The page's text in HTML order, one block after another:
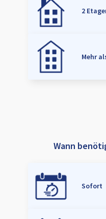
2
Mehr
Wann
Sofort